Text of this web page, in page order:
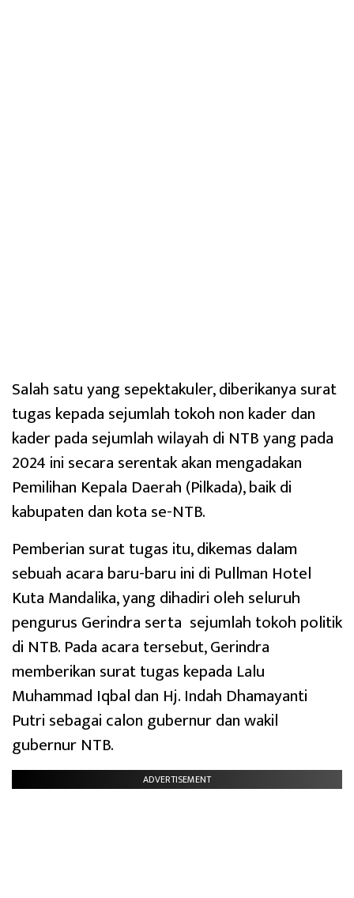
Salah satu yang sepektakuler, diberikanya surat
tugas kepada sejumlah tokoh non kader dan
kader pada sejumlah wilayah di NTB yang pada
2024 ini secara serentak akan mengadakan
Pemilihan Kepala Daerah (Pilkada), baik di
kabupaten dan kota se-NTB.
Pemberian surat tugas itu, dikemas dalam
sebuah acara baru-baru ini di Pullman Hotel
Kuta Mandalika, yang dihadiri oleh seluruh
pengurus Gerindra serta sejumlah tokoh politik
di NTB. Pada acara tersebut, Gerindra
memberikan surat tugas kepada Lalu
Muhammad Iqbal dan Hj. Indah Dhamayanti
Putri sebagai calon gubernur dan wakil
gubernur NTB.
ADVERTISEMENT